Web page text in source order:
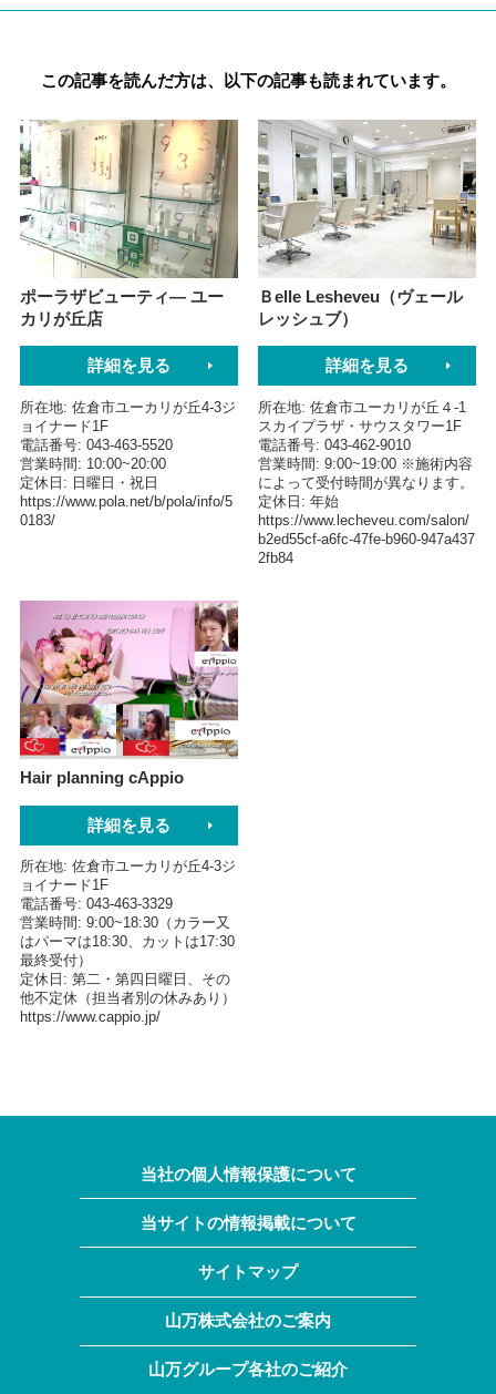
この記事を読んだ方は、以下の記事も読まれています。
ポーラザビューティ― ユー
カリが丘店
詳細を見る
所在地 佐倉市ユーカリが丘4-3ジ
ョイナード1F
電話番号 043-463-5520
営業時間
10:00~20:00
定休日
日曜日・祝日
https://www.pola.net/b/pola/info/5
0183/
Ｂelle Lesheveu（ヴェール
レッシュブ）
詳細を見る
所在地 佐倉市ユーカリが丘４-1
スカイプラザ・サウスタワー1F
電話番号 043-462-9010
営業時間
9:00~19:00 ※施術内容
によって受付時間が異なります。
定休日
年始
https://www.lecheveu.com/salon/
b2ed55cf-a6fc-47fe-b960-947a437
2fb84
Hair planning cAppio
詳細を見る
所在地 佐倉市ユーカリが丘4-3ジ
ョイナード1F
電話番号 043-463-3329
営業時間
9:00~18:30（カラー又
はパーマは18:30、カットは17:30
最終受付）
定休日
第二・第四日曜日、その
他不定休（担当者別の休みあり）
https://www.cappio.jp/
当社の個人情報保護について
当サイトの情報掲載について
サイトマップ
山万株式会社のご案内
山万グループ各社のご紹介